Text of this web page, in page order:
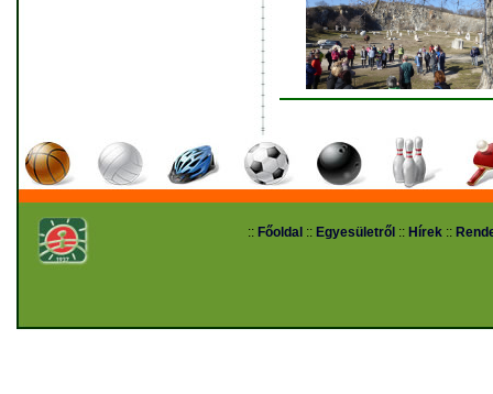
:: Főoldal :: Egyesületről :: Hírek ::